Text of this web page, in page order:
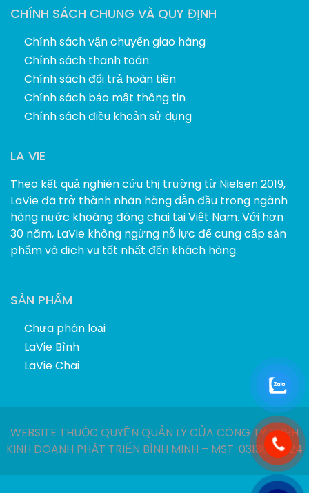
CHÍNH SÁCH CHUNG VÀ QUY ĐỊNH
Chính sách vận chuyển giao hàng
Chính sách thanh toán
Chính sách đổi trả hoàn tiền
Chính sách bảo mật thông tin
Chính sách điều khoản sử dụng
LA VIE
Theo kết quả nghiên cứu thị trường từ Nielsen 2019,
LaVie đã trở thành nhãn hàng dẫn đầu trong ngành
hàng nước khoáng đóng chai tại Việt Nam. Với hơn
30 năm, LaVie không ngừng nỗ lực để cung cấp sản
phẩm và dịch vụ tốt nhất đến khách hàng.
SẢN PHẨM
Chưa phân loại
LaVie Bình
LaVie Chai
WEBSITE THUỘC QUYỀN QUẢN LÝ CỦA CÔNG TY TNHH
KINH DOANH PHÁT TRIỂN BÌNH MINH – MST: 0313040924